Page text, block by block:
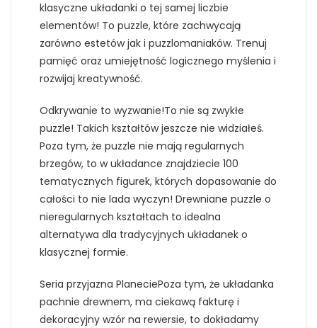
klasyczne układanki o tej samej liczbie
elementów! To puzzle, które zachwycają
zarówno estetów jak i puzzlomaniaków. Trenuj
pamięć oraz umiejętność logicznego myślenia i
rozwijaj kreatywność.
Odkrywanie to wyzwanie!To nie są zwykłe
puzzle! Takich kształtów jeszcze nie widziałeś.
Poza tym, że puzzle nie mają regularnych
brzegów, to w układance znajdziecie 100
tematycznych figurek, których dopasowanie do
całości to nie lada wyczyn! Drewniane puzzle o
nieregularnych kształtach to idealna
alternatywa dla tradycyjnych układanek o
klasycznej formie.
Seria przyjazna PlaneciePoza tym, że układanka
pachnie drewnem, ma ciekawą fakturę i
dekoracyjny wzór na rewersie, to dokładamy